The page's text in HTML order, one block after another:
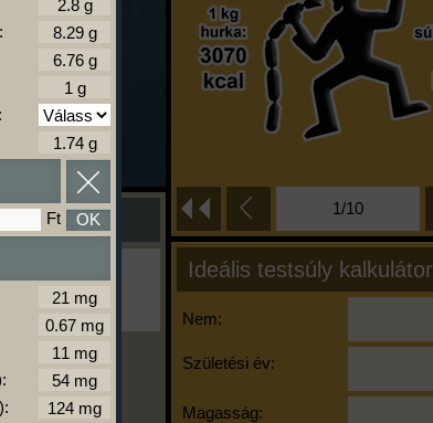
1/10
Ideális testsúly kalkulátor
Nem:
Születési év:
Magasság:
többet,
funkció.
Ft OK